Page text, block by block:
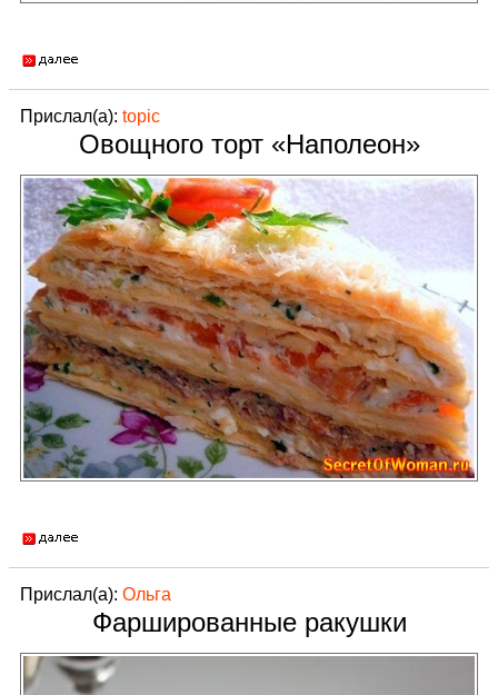
Прислал(а): topic
Овощного торт «Наполеон»
Прислал(а): Ольга
Фаршированные ракушки